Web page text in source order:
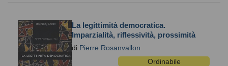
La legittimità democratica.
Imparzialità, riflessività, prossimità
di Pierre Rosanvallon
Ordinabile